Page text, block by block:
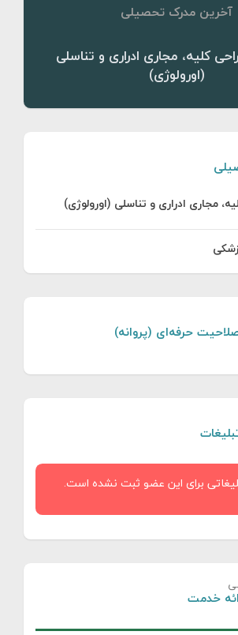
آخرین مدرک تحصیلی
کلیه، مجاری ادراری و تناسلی
(اورولوژی)
مجاری ادراری و تناسلی (اورولوژی)
حرفه‌ای (پروانه)
برای این عضو ثبت نشده است.
خدمت